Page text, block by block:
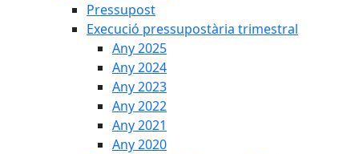
Pressupost
Execució pressupostària trimestral
Any 2025
Any 2024
Any 2023
Any 2022
Any 2021
Any 2020